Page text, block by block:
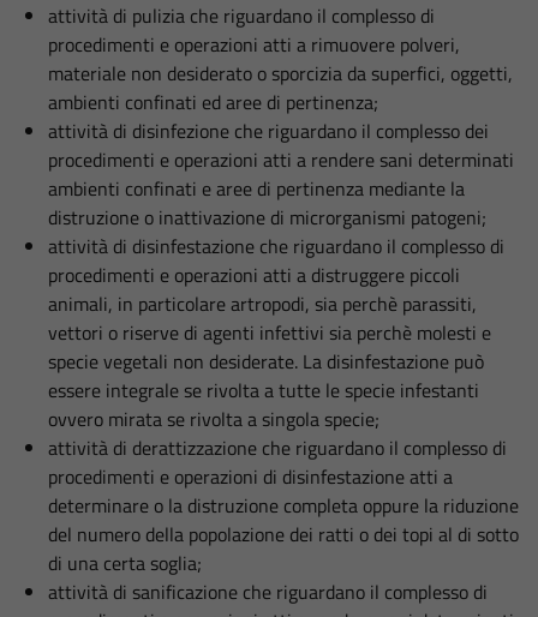
attività di pulizia che riguardano il complesso di
procedimenti e operazioni atti a rimuovere polveri,
materiale non desiderato o sporcizia da superfici, oggetti,
ambienti confinati ed aree di pertinenza;
attività di disinfezione che riguardano il complesso dei
procedimenti e operazioni atti a rendere sani determinati
ambienti confinati e aree di pertinenza mediante la
distruzione o inattivazione di microrganismi patogeni;
attività di disinfestazione che riguardano il complesso di
procedimenti e operazioni atti a distruggere piccoli
animali, in particolare artropodi, sia perchè parassiti,
vettori o riserve di agenti infettivi sia perchè molesti e
specie vegetali non desiderate. La disinfestazione può
essere integrale se rivolta a tutte le specie infestanti
ovvero mirata se rivolta a singola specie;
attività di derattizzazione che riguardano il complesso di
procedimenti e operazioni di disinfestazione atti a
determinare o la distruzione completa oppure la riduzione
del numero della popolazione dei ratti o dei topi al di sotto
di una certa soglia;
attività di sanificazione che riguardano il complesso di